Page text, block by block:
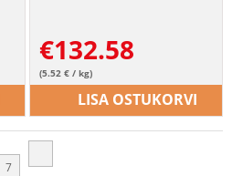
€132.58
(5.52 € / kg)
LISA OSTUKORVI
7